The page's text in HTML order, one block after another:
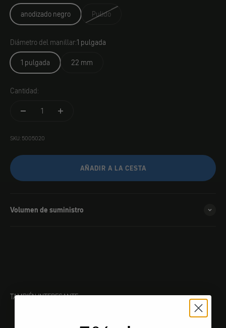
anodizado negro
Pulido
Diámetro del manillar:1 pulgada
1 pulgada
22 mm
Cantidad:
SKU: 5005020
AÑADIR A LA CESTA
Volumen de suministro
TAMBIÉN INTERESANTE